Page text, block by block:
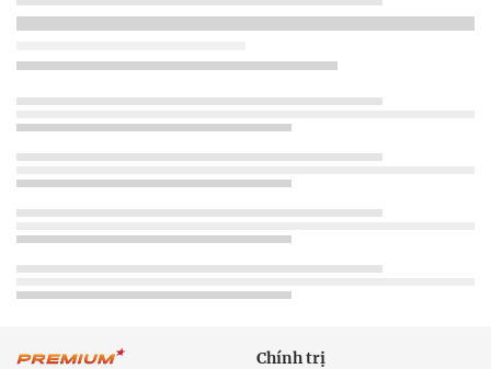
Chính trị